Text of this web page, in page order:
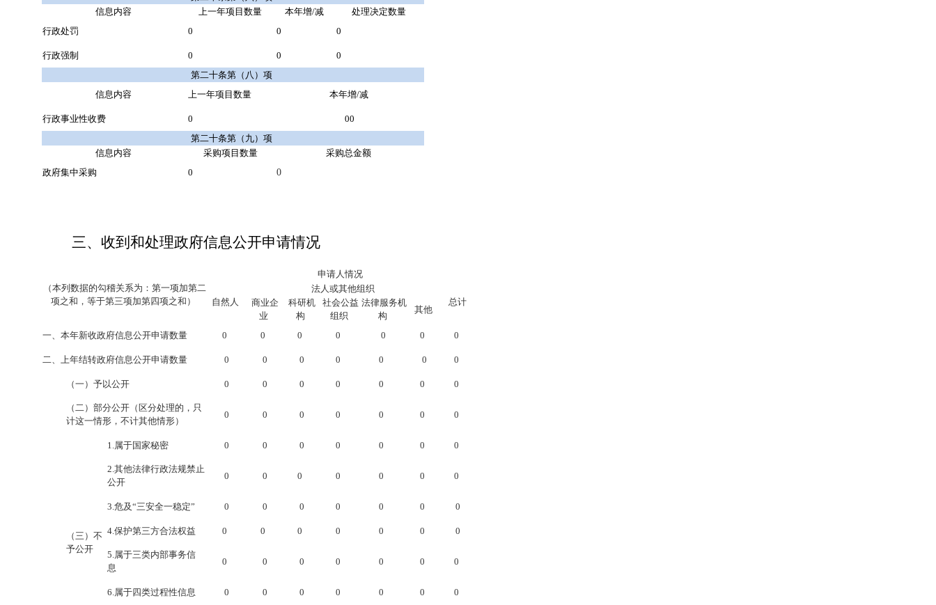
信息内容
上一年项目数量 本年增/减
处理决定数量
行政处罚
0 0 0
行政强制 0 0
0
第二十条第（八）项
信息内容
上一年项目数量 本年增/减
行政事业性收费 0
00
第二十条第（九）项
信息内容
采购项目数量
采购总金额
政府集中采购
0 0
三、收到和处理政府信息公开申请情况
（本列数据的勾稽关系为：第一项加第二
项之和，等于第三项加第四项之和）
申请人情况
自然人
法人或其他组织
总计
商业企
业
科研机
构
社会公益
组织
法律服务机
构
其他
一、本年新收政府信息公开申请数量 0 0 0 0 0 0 0
二、上年结转政府信息公开申请数量 0 0 0 0 0 0 0
（一）予以公开 0 0 0 0 0 0 0
（二）部分公开（区分处理的，只
计这一情形，不计其他情形）
0 0 0 0 0 0 0
（三）不
予公开
1.属于国家秘密 0 0 0 0 0 0 0
2.其他法律行政法规禁止
公开
0 0 0 0 0 0 0
3.危及“三安全一稳定” 0 0 0 0 0 0 0
4.保护第三方合法权益 0 0 0 0 0 0 0
5.属于三类内部事务信
息
0 0 0 0 0 0 0
6.属于四类过程性信息 0 0 0 0 0 0 0